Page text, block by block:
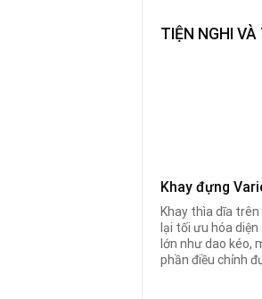
TIỆN NGHI
Khay đựng
Khay thìa dĩa trên
lại tối ưu hóa
lớn như dao kéo,
phần điều chỉnh